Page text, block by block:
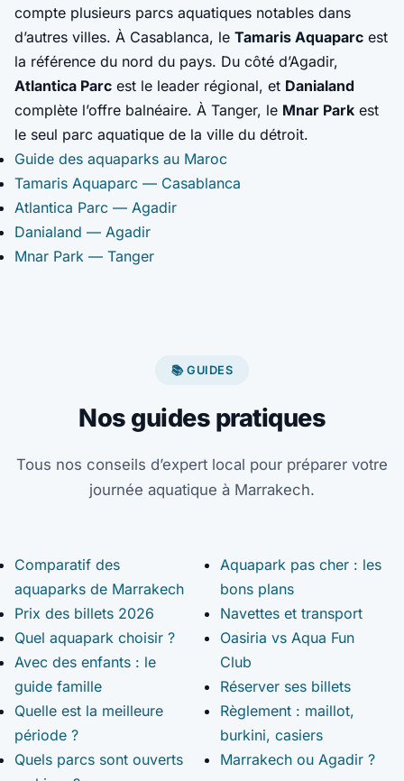
compte plusieurs parcs aquatiques notables dans
d’autres villes. À Casablanca, le Tamaris Aquaparc est
la référence du nord du pays. Du côté d’Agadir,
Atlantica Parc est le leader régional, et Danialand
complète l’offre balnéaire. À Tanger, le Mnar Park est
le seul parc aquatique de la ville du détroit.
Guide des aquaparks au Maroc
Tamaris Aquaparc — Casablanca
Atlantica Parc — Agadir
Danialand — Agadir
Mnar Park — Tanger
📚 GUIDES
Nos guides pratiques
Tous nos conseils d’expert local pour préparer votre
journée aquatique à Marrakech.
Comparatif des
aquaparks de Marrakech
Prix des billets 2026
Quel aquapark choisir ?
Avec des enfants : le
guide famille
Quelle est la meilleure
période ?
Quels parcs sont ouverts
Aquapark pas cher : les
bons plans
Navettes et transport
Oasiria vs Aqua Fun
Club
Réserver ses billets
Règlement : maillot,
burkini, casiers
Marrakech ou Agadir ?